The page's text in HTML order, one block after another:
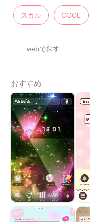
スカル COOL
webで探す
おすすめ